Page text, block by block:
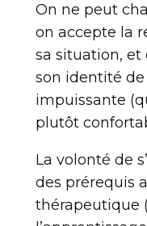
On ne peut
on accepte la
sa situation, et
son identité
impuissante
plutôt
La volonté de
des prérequis
thérapeutique